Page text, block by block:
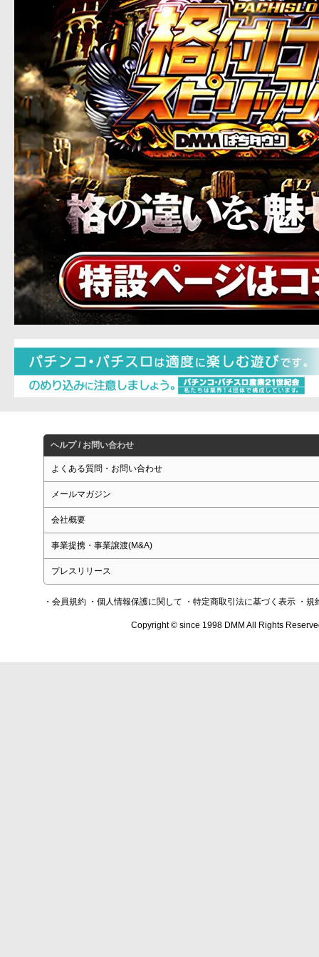
ヘルプ / お問い合わせ
よくある質問・お問い合わせ
メールマガジン
会社概要
事業提携・事業譲渡(M&A)
プレスリリース
・会員規約 ・個人情報保護に関して ・特定商取引法に基づく表示 ・規
Copyright © since 1998 DMM All Rights